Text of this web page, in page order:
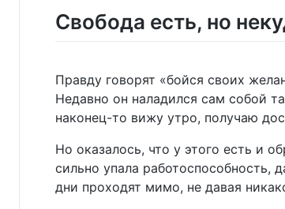
Свобода есть, но
Правду говорят «бойся своих
Недавно он наладился сам собой
наконец-то вижу утро, получаю
Но оказалось, что у этого есть и
сильно упала работоспособность,
дни проходят мимо, не давая